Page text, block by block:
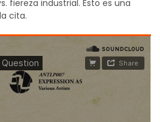
fiereza industrial. Esto es una
cita.